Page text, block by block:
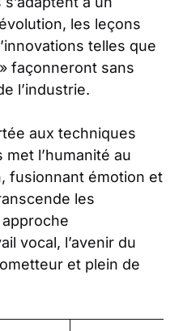
les leçons
telles que
façonneront sans
l’industrie.
aux techniques
l’humanité au
fusionnant émotion et
les
vocal, l’avenir du
et plein de